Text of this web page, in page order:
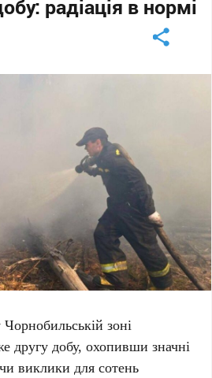
радіація в нормі
зоні
другу добу, охопивши значні
виклики для сотень